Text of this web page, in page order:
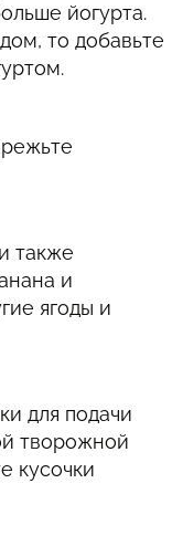
йогурта.
то добавьте
также
и
ягоды и
для подачи
творожной
кусочки